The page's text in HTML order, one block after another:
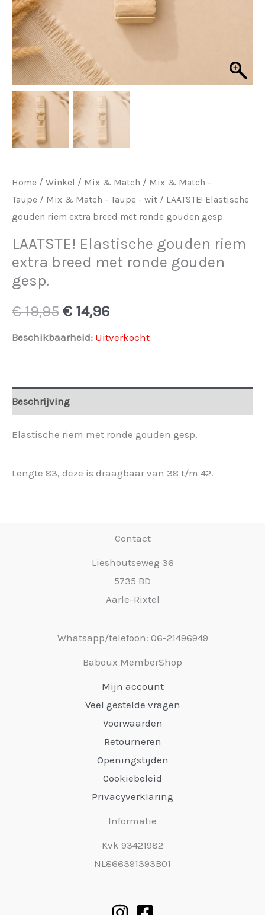
Home / Winkel / Mix & Match / Mix & Match -
Taupe / Mix & Match - Taupe - wit / LAATSTE! Elastische
gouden riem extra breed met ronde gouden gesp.
LAATSTE! Elastische gouden riem
extra breed met ronde gouden
gesp.
€19,95 Oorspronkelijke
prijs
€ 19,95.
€ 14,96Huidige
prijs
€ 14,96.
Beschikbaarheid: Uitverkocht
Beschrijving
Elastische riem met ronde gouden gesp.
Lengte 83, deze is draagbaar van 38 t/m 42.
Contact
Lieshoutseweg 36
5735 BD
Aarle-Rixtel
Whatsapp/telefoon: 06-21496949
Baboux MemberShop
Mijn account
Veel gestelde vragen
Voorwaarden
Retourneren
Openingstijden
Cookiebeleid
Privacyverklaring
Informatie
Kvk 93421982
NL866391393B01